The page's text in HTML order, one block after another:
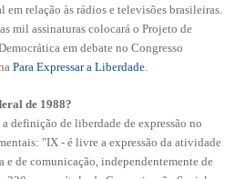
relação às rádios e televisões brasileiras.
mil assinaturas colocará o Projeto de
em debate no Congresso
Para Expressar a Liberdade
de 1988?
definição de liberdade de expressão no
"IX - é livre a expressão da atividade
de comunicação, independentemente de